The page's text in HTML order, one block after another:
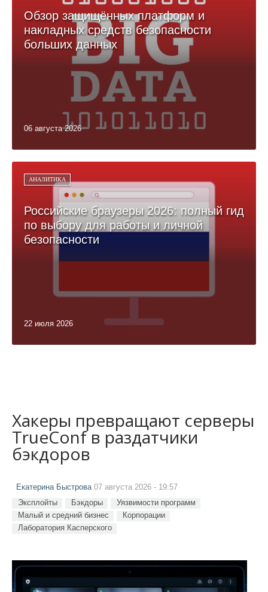
Обзор защищённых платформ и
накладных средств безопасности
больших данных
06 августа 2026
АНАЛИТИКА
Российские браузеры 2026: полный гид
по выбору для работы и личной
безопасности
22 июля 2026
Хакеры превращают серверы
TrueConf в раздатчики
бэкдоров
Екатерина Быстрова 07 августа 2026 - 19:57
Эксплойты Бэкдоры
Уязвимости программ
Малый и средний бизнес
Корпорации
Лаборатория Касперского